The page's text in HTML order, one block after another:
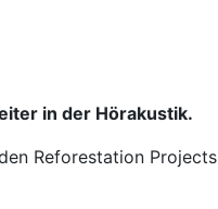
in der Hörakustik.
Reforestation Projects